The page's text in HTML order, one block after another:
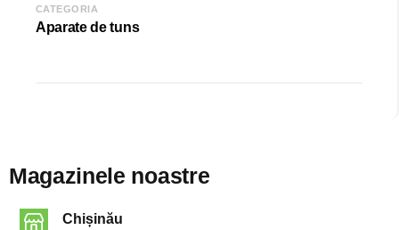
CATEGORIA
Aparate de tuns
Magazinele noastre
Chișinău